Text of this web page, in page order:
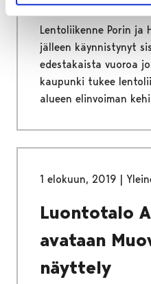
Lentoliikenne Porin ja
jälleen käynnistynyt
edestakaista vuoroa
kaupunki tukee
alueen elinvoiman
1 elokuun, 2019 |
Luontotalo
avataan
näyttely